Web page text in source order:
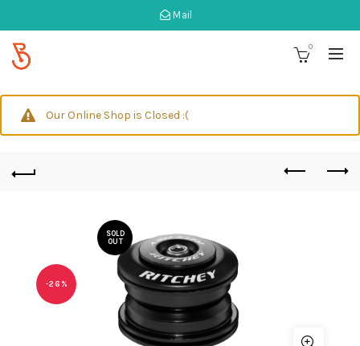
Mail
0
Our Online Shop is Closed :(
-26%
SOLD
OUT